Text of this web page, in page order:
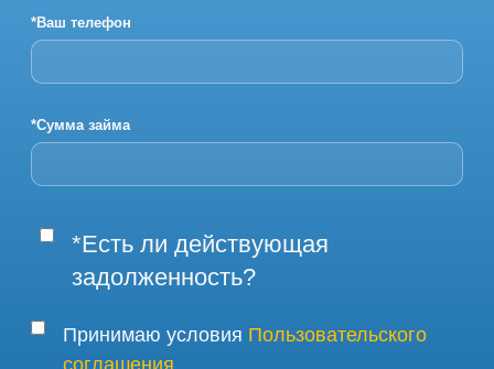
*Ваш телефон
*Сумма займа
*Есть ли действующая
задолженность?
Принимаю условия Пользовательского
соглашения